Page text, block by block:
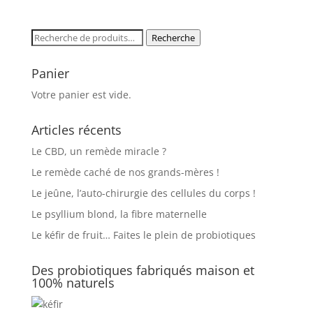
Recherche
Recherche
Panier
Votre panier est vide.
Articles récents
Le CBD, un remède miracle ?
Le remède caché de nos grands-mères !
Le jeûne, l’auto-chirurgie des cellules du corps !
Le psyllium blond, la fibre maternelle
Le kéfir de fruit… Faites le plein de probiotiques
Des probiotiques fabriqués maison et
100% naturels